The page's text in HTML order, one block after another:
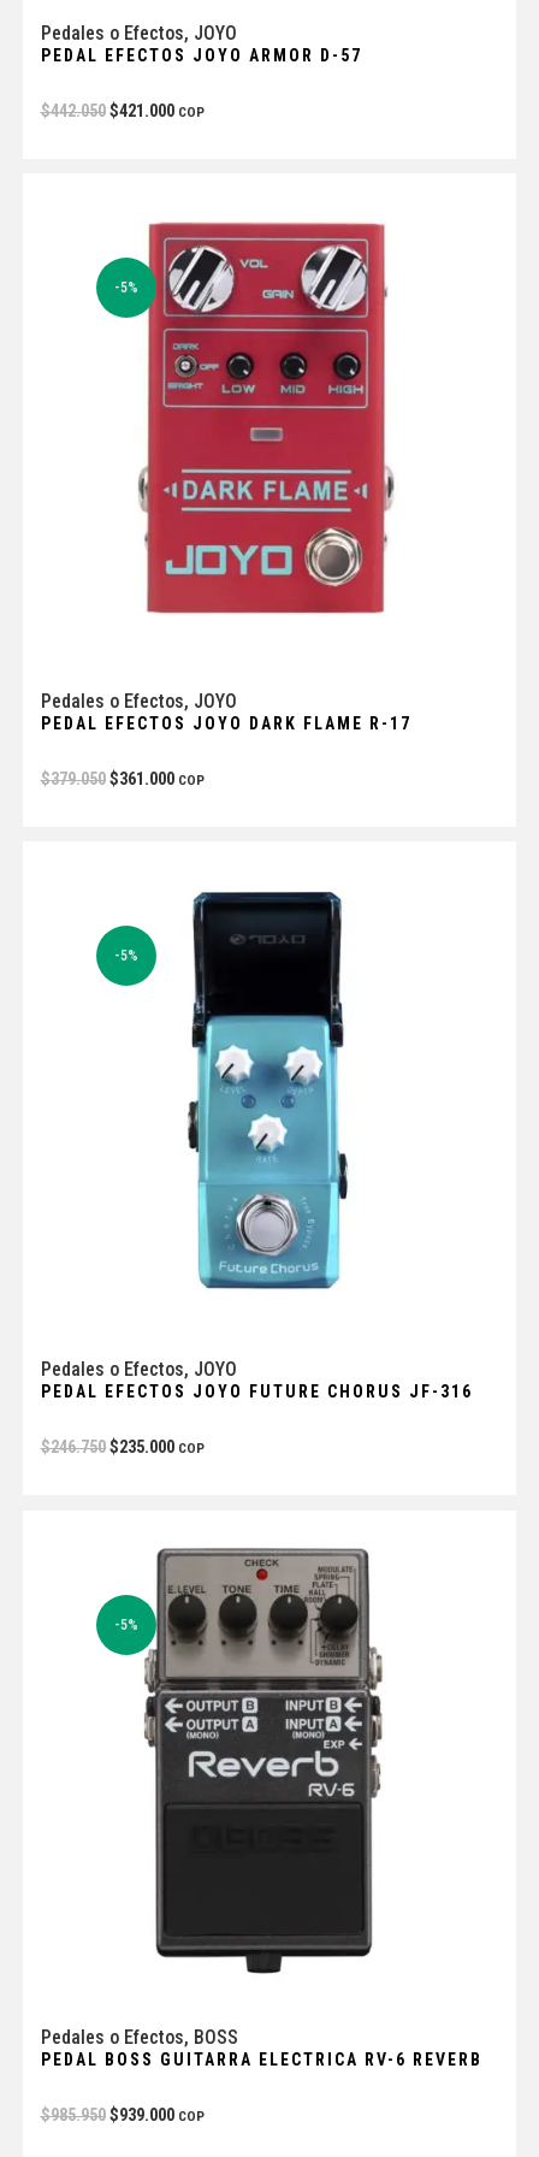
Pedales o Efectos, JOYO
PEDAL EFECTOS JOYO ARMOR D-57
$442.050 $421.000 COP
-5%
Pedales o Efectos, JOYO
PEDAL EFECTOS JOYO DARK FLAME R-17
$379.050 $361.000 COP
-5%
Pedales o Efectos, JOYO
PEDAL EFECTOS JOYO FUTURE CHORUS JF-316
$246.750 $235.000 COP
-5%
Pedales o Efectos, BOSS
PEDAL BOSS GUITARRA ELECTRICA RV-6 REVERB
$985.950 $939.000 COP